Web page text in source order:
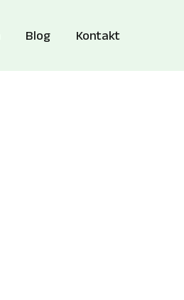
Blog Kontakt